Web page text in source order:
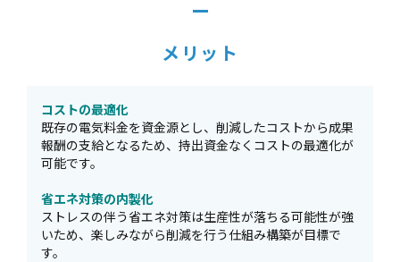
メリット
コストの最適化
既存の電気料金を資金源とし、削減したコストから成果
報酬の支給となるため、持出資金なくコストの最適化が
可能です。
省エネ対策の内製化
ストレスの伴う省エネ対策は生産性が落ちる可能性が強
いため、楽しみながら削減を行う仕組み構築が目標で
す。